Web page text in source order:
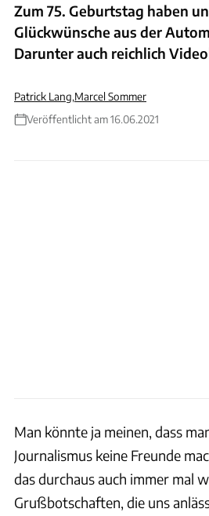
Zum 75. Geburtstag haben
Glückwünsche aus der
Darunter auch reichlich
Patrick Lang,Marcel Sommer
Veröffentlicht am 16.06.2021
Man könnte ja meinen, dass
Journalismus keine Freunde
das durchaus auch immer mal
Grußbotschaften, die uns